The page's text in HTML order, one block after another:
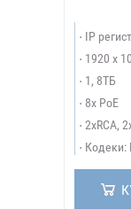
IP
1920 х
1, 8ТБ
8x PoE
2xRCA,
Кодеки: